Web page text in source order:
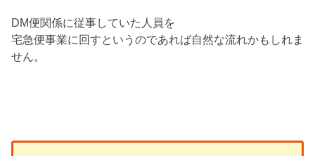
DM便関係に従事していた人員を
宅急便事業に回すというのであれば自然な流れかもしれま
せん。